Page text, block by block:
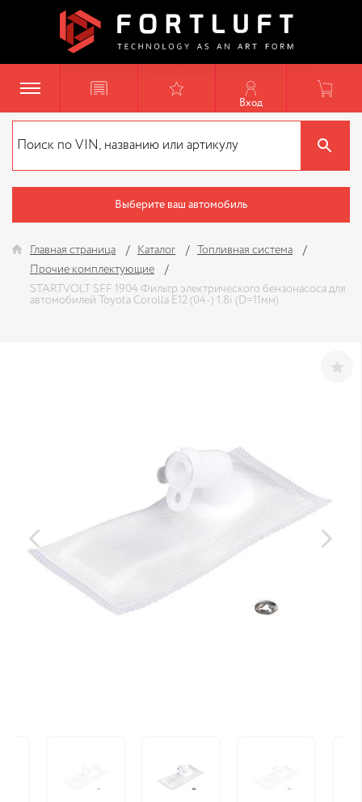
Вход
Выберите ваш автомобиль
Главная страница Каталог
Топливная система
Прочие комплектующие
STARTVOLT SFF 1904 Фильтр электрического бензонасоса для
автомобилей Toyota Corolla E12 (04-) 1.8i (D=11мм)